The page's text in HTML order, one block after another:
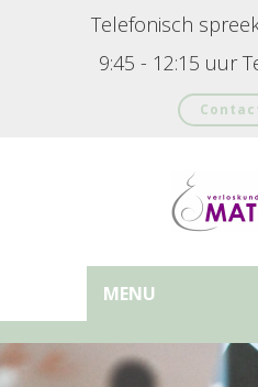
Telefonisch
9:45 - 12:15 uur
MENU